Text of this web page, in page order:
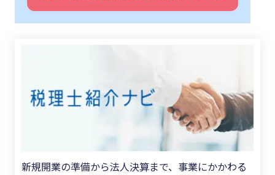
新規開業の準備から法人決算まで、事業にかかわる